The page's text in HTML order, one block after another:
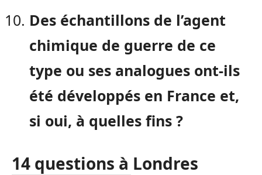
Des échantillons de l’agent
chimique de guerre de ce
type ou ses analogues ont-ils
été développés en France et,
si oui, à quelles fins ?
14 questions à Londres